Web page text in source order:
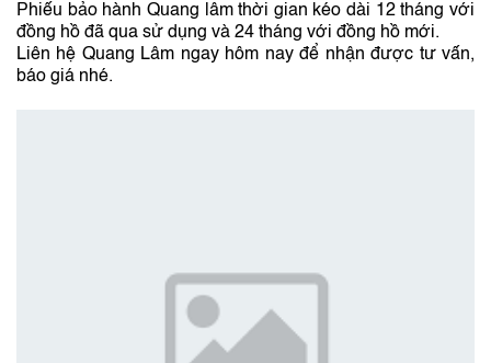
Phiếu bảo hành Quang lâm thời gian kéo dài 12 tháng với
đồng hồ đã qua sử dụng và 24 tháng với đồng hồ mới.
Liên hệ Quang Lâm ngay hôm nay để nhận được tư vấn,
báo giá nhé.